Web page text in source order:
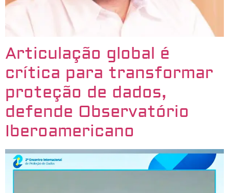
Articulação global é
crítica para transformar
proteção de dados,
defende Observatório
Iberoamericano